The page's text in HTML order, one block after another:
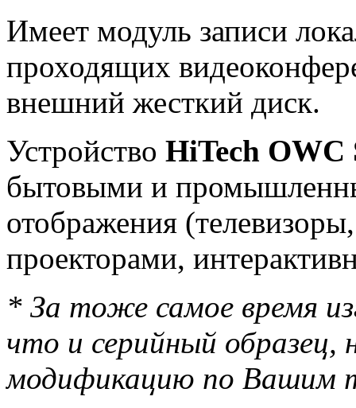
Имеет модуль записи
проходящих
внешний жесткий диск.
Устройство HiTech OWC
бытовыми и
отображения
проекторами,
* За тоже самое время
что и серийный
модификацию по Вашим